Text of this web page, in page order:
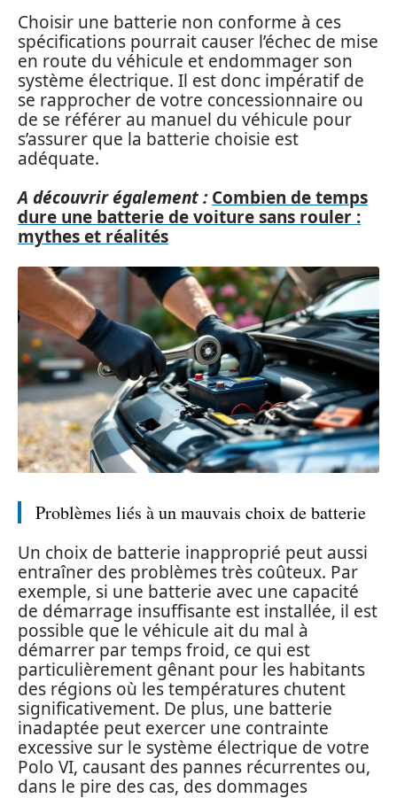
Choisir une batterie non conforme à ces
spécifications pourrait causer l’échec de mise
en route du véhicule et endommager son
système électrique. Il est donc impératif de
se rapprocher de votre concessionnaire ou
de se référer au manuel du véhicule pour
s’assurer que la batterie choisie est
adéquate.
A découvrir également : Combien de temps
dure une batterie de voiture sans rouler :
mythes et réalités
Problèmes liés à un mauvais choix de batterie
Un choix de batterie inapproprié peut aussi
entraîner des problèmes très coûteux. Par
exemple, si une batterie avec une capacité
de démarrage insuffisante est installée, il est
possible que le véhicule ait du mal à
démarrer par temps froid, ce qui est
particulièrement gênant pour les habitants
des régions où les températures chutent
significativement. De plus, une batterie
inadaptée peut exercer une contrainte
excessive sur le système électrique de votre
Polo VI, causant des pannes récurrentes ou,
dans le pire des cas, des dommages